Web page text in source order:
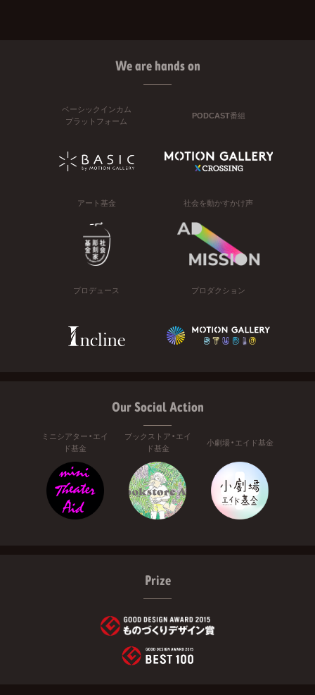
We are hands on
ベーシックインカム
プラットフォーム
PODCAST番組
アート基金 社会を動かすかけ声
プロデュース プロダクション
Our Social Action
ミニシアター・エイ
ド基金
ブックストア・エイ
ド基金
小劇場・エイド基金
Prize